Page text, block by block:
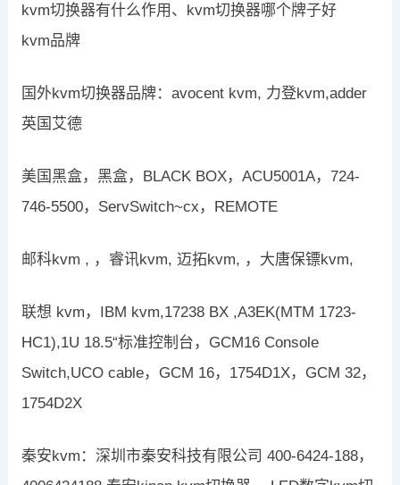
kvm切换器有什么作用、kvm切换器哪个牌子好
kvm品牌
国外kvm切换器品牌：avocent kvm, 力登kvm,adder
英国艾德
美国黑盒，黑盒，BLACK BOX，ACU5001A，724-
746-5500，ServSwitch~cx，REMOTE
邮科kvm , ，睿讯kvm, 迈拓kvm, ，大唐保镖kvm,
联想 kvm，IBM kvm,17238 BX ,A3EK(MTM 1723-
HC1),1U 18.5“标准控制台，GCM16 Console
Switch,UCO cable，GCM 16，1754D1X，GCM 32，
1754D2X
秦安kvm：深圳市秦安科技有限公司 400-6424-188，